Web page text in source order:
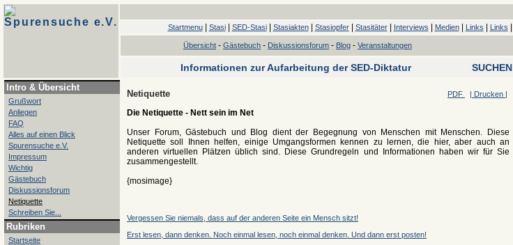
Spurensuche e.V. Startmenu| Stasi| SED-Stasi| Stasiakten| Stasiopfer| Stasitäter| Interviews Medien| Links Links
Übersicht - Gästebuch - Diskussionsforum - Blog - Veranstaltungen
Informationen zur Aufarbeitung der SED-Diktatur
SUCHEN
Intro & Übersicht
Grußwort
Anliegen
FAQ
Alles auf einen Blick
Spurensuche e.V.
Impressum
Wichtig
Gästebuch
Diskussionsforum
Netiquette
Schreiben Sie...
Rubriken
Startseite
Netiquette PDF | Drucken |
Die Netiquette - Nett sein im Net
Unser Forum, Gästebuch und Blog dient der Begegnung von Menschen mit Menschen. Diese
Netiquette soll Ihnen helfen, einige Umgangsformen kennen zu lernen, die hier, aber auch an
anderen virtuellen Plätzen üblich sind. Diese Grundregeln und Informationen haben wir für Sie
zusammengestellt.
{mosimage}
Vergessen Sie niemals, dass auf der anderen Seite ein Mensch sitzt!
Erst lesen, dann denken. Noch einmal lesen, noch einmal denken. Und dann erst posten!